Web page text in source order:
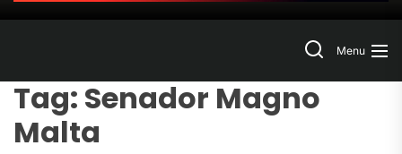
SearchMenu
Tag: Senador Magno
Malta